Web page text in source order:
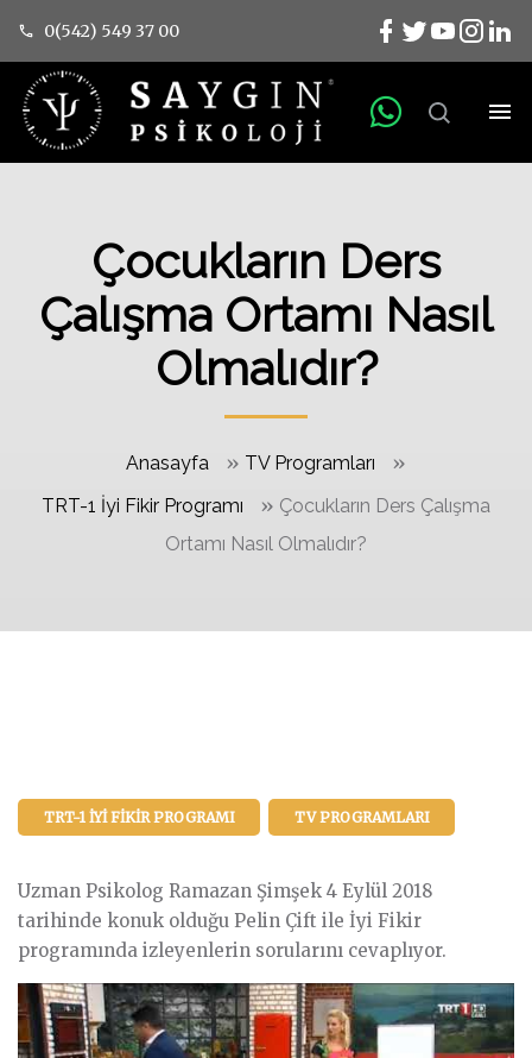
0(542) 549 37 00
Çocukların Ders
Çalışma Ortamı Nasıl
Olmalıdır?
Anasayfa » TV Programları »
TRT-1 İyi Fikir Programı » Çocukların Ders Çalışma
Ortamı Nasıl Olmalıdır?
TRT-1 İYI FIKIR PROGRAMI TV PROGRAMLARI
Uzman Psikolog Ramazan Şimşek 4 Eylül 2018
tarihinde konuk olduğu Pelin Çift ile İyi Fikir
programında izleyenlerin sorularını cevaplıyor.